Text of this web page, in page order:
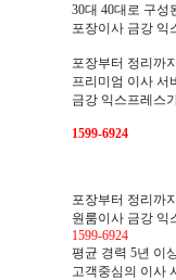
30대 40대로 구성
포장이사 금강 익
포장부터 정리까
프리미엄 이사 서
금강 익스프레스
1599-6924
포장부터 정리까
원룸이사 금강 익
1599-6924
평균 경력 5년 이
고객중심의 이사